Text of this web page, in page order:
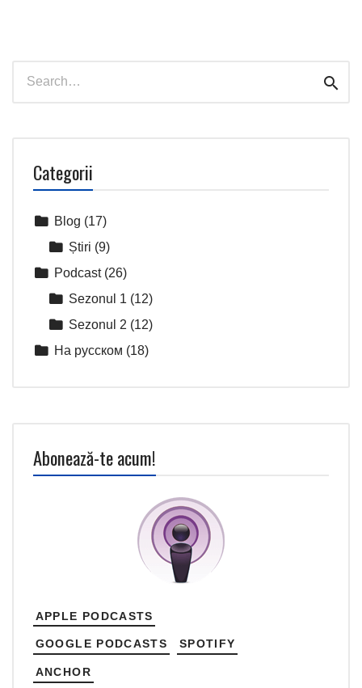
for:
Categorii
Blog (17)
Știri (9)
Podcast(26)
Sezonul 1 (12)
Sezonul 2 (12)
На русском (18)
Abonează-te acum!
APPLE PODCASTS
GOOGLE PODCASTS SPOTIFY
ANCHOR